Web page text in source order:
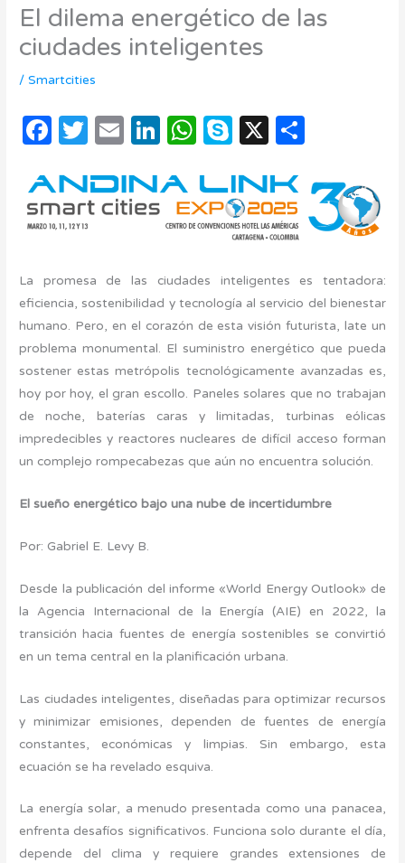
El dilema energético de las
ciudades inteligentes
/Smartcities
F
c
e
o
o
k
T
it
te
E
ail
Li
k
e
n
W
at
s
p
p
S
y
p
e
X
m
p
ti
r
La promesa de las ciudades inteligentes es tentadora:
eficiencia, sostenibilidad y tecnología al servicio del bienestar
humano. Pero, en el corazón de esta visión futurista, late un
problema monumental. El suministro energético que pueda
sostener estas metrópolis tecnológicamente avanzadas es,
hoy por hoy, el gran escollo. Paneles solares que no trabajan
de noche, baterías caras y limitadas, turbinas eólicas
impredecibles y reactores nucleares de difícil acceso forman
un complejo rompecabezas que aún no encuentra solución.
El sueño energético bajo una nube de incertidumbre
Por: Gabriel E. Levy B.
Desde la publicación del informe «World Energy Outlook» de
la Agencia Internacional de la Energía (AIE) en 2022, la
transición hacia fuentes de energía sostenibles se convirtió
en un tema central en la planificación urbana.
Las ciudades inteligentes, diseñadas para optimizar recursos
y minimizar emisiones, dependen de fuentes de energía
constantes, económicas y limpias. Sin embargo, esta
ecuación se ha revelado esquiva.
La energía solar, a menudo presentada como una panacea,
enfrenta desafíos significativos. Funciona solo durante el día,
depende del clima y requiere grandes extensiones de